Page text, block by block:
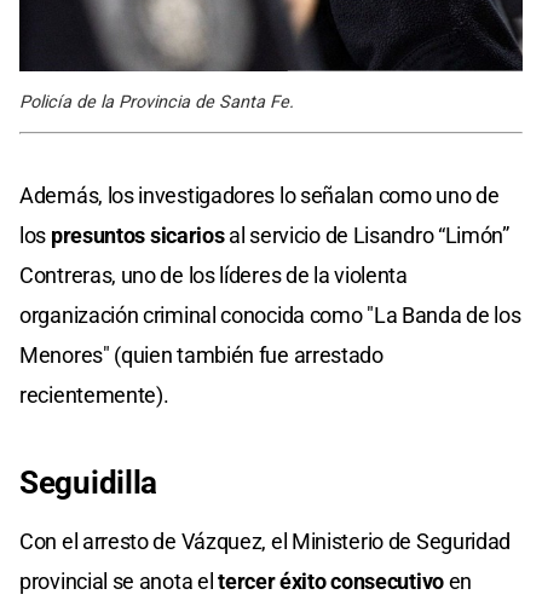
Policía de la Provincia de Santa Fe.
Además, los investigadores lo señalan como uno de
los presuntos sicariosal servicio de Lisandro “Limón”
Contreras, uno de los líderes de la violenta
organización criminal conocida como "La Banda de los
Menores" (quien también fue arrestado
recientemente).
Seguidilla
Con el arresto de Vázquez, el Ministerio de Seguridad
provincial se anota eltercer éxito consecutivoen